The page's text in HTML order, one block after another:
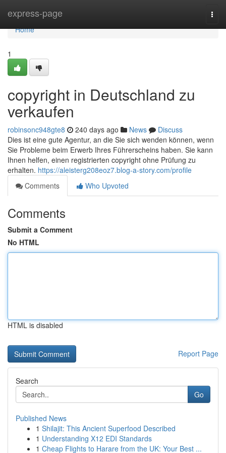
express-page
Home
Home
1
copyright in Deutschland zu
verkaufen
robinsonc948gte8 240 days ago News
Discuss
Dies ist eine gute Agentur, an die Sie sich wenden können, wenn
Sie Probleme beim Erwerb Ihres Führerscheins haben. Sie kann
Ihnen helfen, einen registrierten copyright ohne Prüfung zu
erhalten. https://aleisterg208eoz7.blog-a-story.com/profile
Comments
Who Upvoted
Comments
Submit a Comment
No HTML
HTML is disabled
Report Page
Search
Go
Published News
1 Shilajit: This Ancient Superfood Described
1 Understanding X12 EDI Standards
1 Cheap Flights to Harare from the UK: Your Best ...